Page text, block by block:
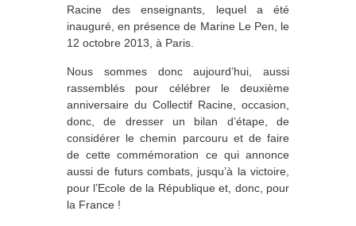
Racine des enseignants, lequel a été
inauguré, en présence de Marine Le Pen, le
12 octobre 2013, à Paris.
Nous sommes donc aujourd’hui, aussi
rassemblés pour célébrer le deuxième
anniversaire du Collectif Racine, occasion,
donc, de dresser un bilan d’étape, de
considérer le chemin parcouru et de faire
de cette commémoration ce qui annonce
aussi de futurs combats, jusqu’à la victoire,
pour l’Ecole de la République et, donc, pour
la France !